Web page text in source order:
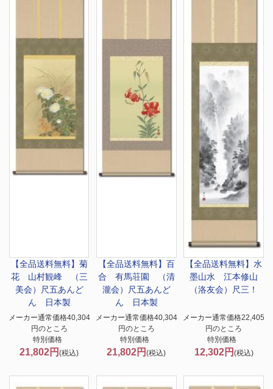
【全品送料無料】 菊
花 山村観峰 （三
美会）尺五あんど
ん 日本製
メーカー通常価格40,304
円のところ
特別価格
21,802円(税込)
【全品送料無料】 百
合 有馬荘園 （清
瀧会）尺五あんど
ん 日本製
メーカー通常価格40,304
円のところ
特別価格
21,802円(税込)
【全品送料無料】水
墨山水 江本修山
（洛友会）尺三！
メーカー通常価格22,405
円のところ
特別価格
12,302円 (税込)